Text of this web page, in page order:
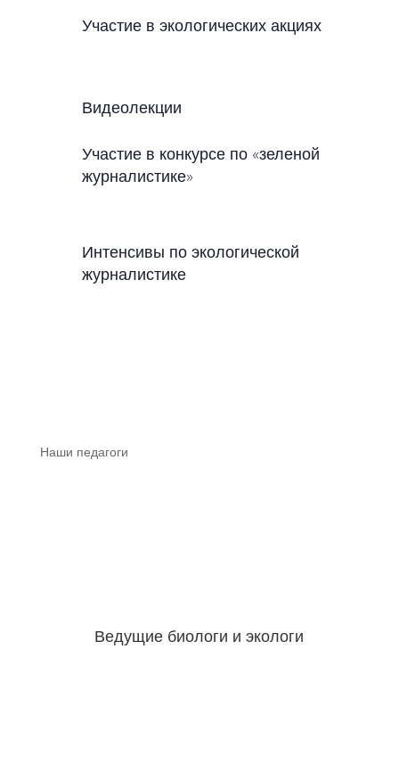
Участие в экологических акциях
Видеолекции
Участие в конкурсе по «зеленой
журналистике»
Интенсивы по экологической
журналистике
Наши педагоги
Ведущие биологи и экологи